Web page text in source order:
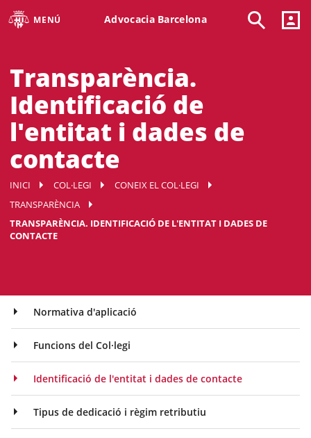
MENÚ Advocacia Barcelona
Transparència.
Identificació de
l'entitat i dades de
contacte
INICI COL·LEGI
CONEIX EL COL·LEGI
TRANSPARÈNCIA
TRANSPARÈNCIA. IDENTIFICACIÓ DE L'ENTITAT I DADES DE
CONTACTE
Normativa d'aplicació
Funcions del Col·legi
Identificació de l'entitat i dades de contacte
Tipus de dedicació i règim retributiu